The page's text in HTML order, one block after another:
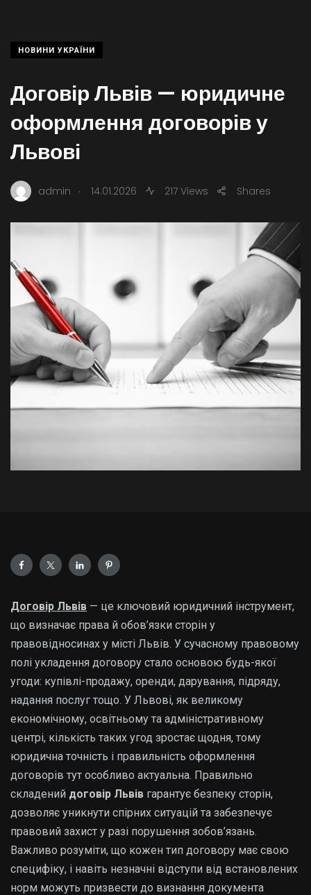
НОВИНИ УКРАЇНИ
Договір Львів — юридичне
оформлення договорів у
Львові
admin . 14.01.2026 217 Views Shares
Договір Львів — це ключовий юридичний інструмент,
що визначає права й обов’язки сторін у
правовідносинах у місті Львів. У сучасному правовому
полі укладення договору стало основою будь-якої
угоди: купівлі-продажу, оренди, дарування, підряду,
надання послуг тощо. У Львові, як великому
економічному, освітньому та адміністративному
центрі, кількість таких угод зростає щодня, тому
юридична точність і правильність оформлення
договорів тут особливо актуальна. Правильно
складений договір Львів гарантує безпеку сторін,
дозволяє уникнути спірних ситуацій та забезпечує
правовий захист у разі порушення зобов’язань.
Важливо розуміти, що кожен тип договору має свою
специфіку, і навіть незначні відступи від встановлених
норм можуть призвести до визнання документа